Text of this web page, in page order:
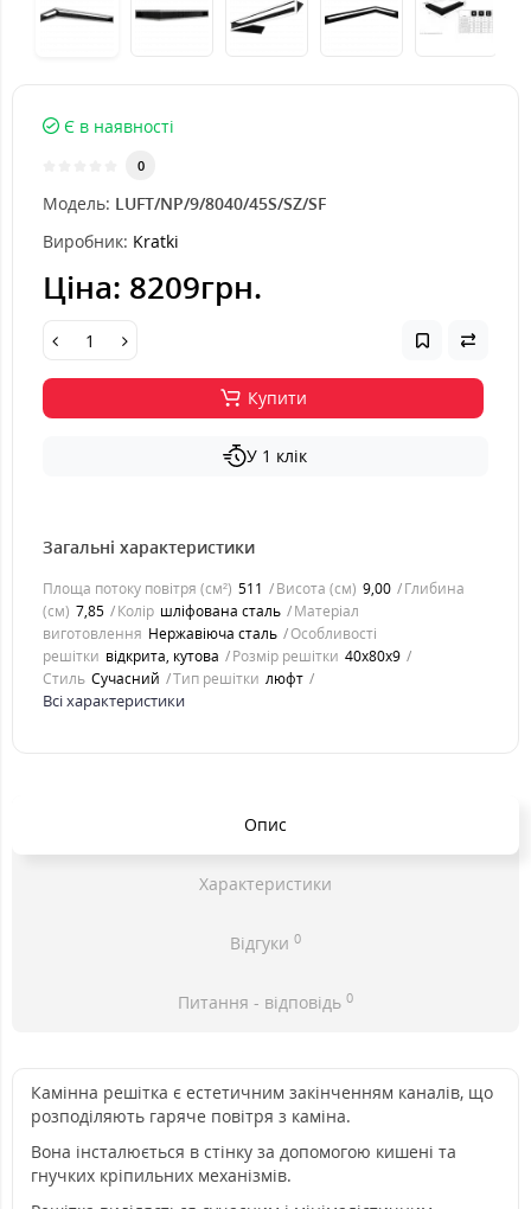
Є в наявності
0
Модель: LUFT/NP/9/8040/45S/SZ/SF
Виробник: Kratki
Ціна: 8209грн.
Купити
У 1 клік
Загальні характеристики
Площа потоку повітря (см²) 511 Висота (см) 9,00
Глибина
(см) 7,85 Колір шліфована сталь
Матеріал
виготовлення Нержавіюча сталь
Особливості
решітки відкрита, кутова Розмір решітки 40x80x9
Стиль Cучасний Тип решітки люфт
Всі характеристики
Опис
Характеристики
Відгуки 0
Питання - відповідь 0
Камінна решітка є естетичним закінченням каналів, що
розподіляють гаряче повітря з каміна.
Вона інсталюється в стінку за допомогою кишені та
гнучких кріпильних механізмів.